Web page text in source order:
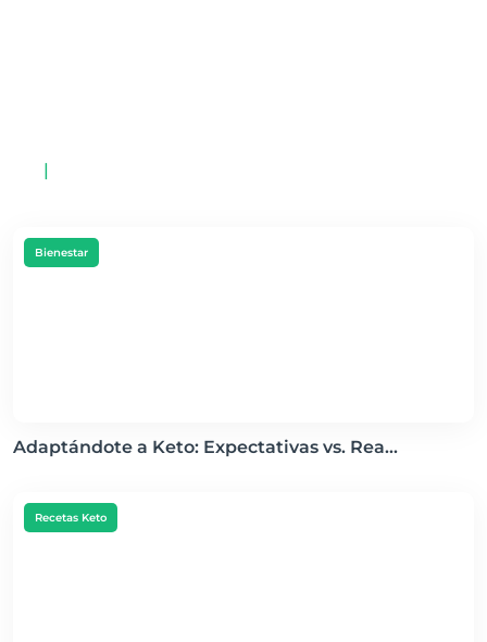
|
Bienestar
Adaptándote a Keto: Expectativas vs. Rea...
Recetas Keto